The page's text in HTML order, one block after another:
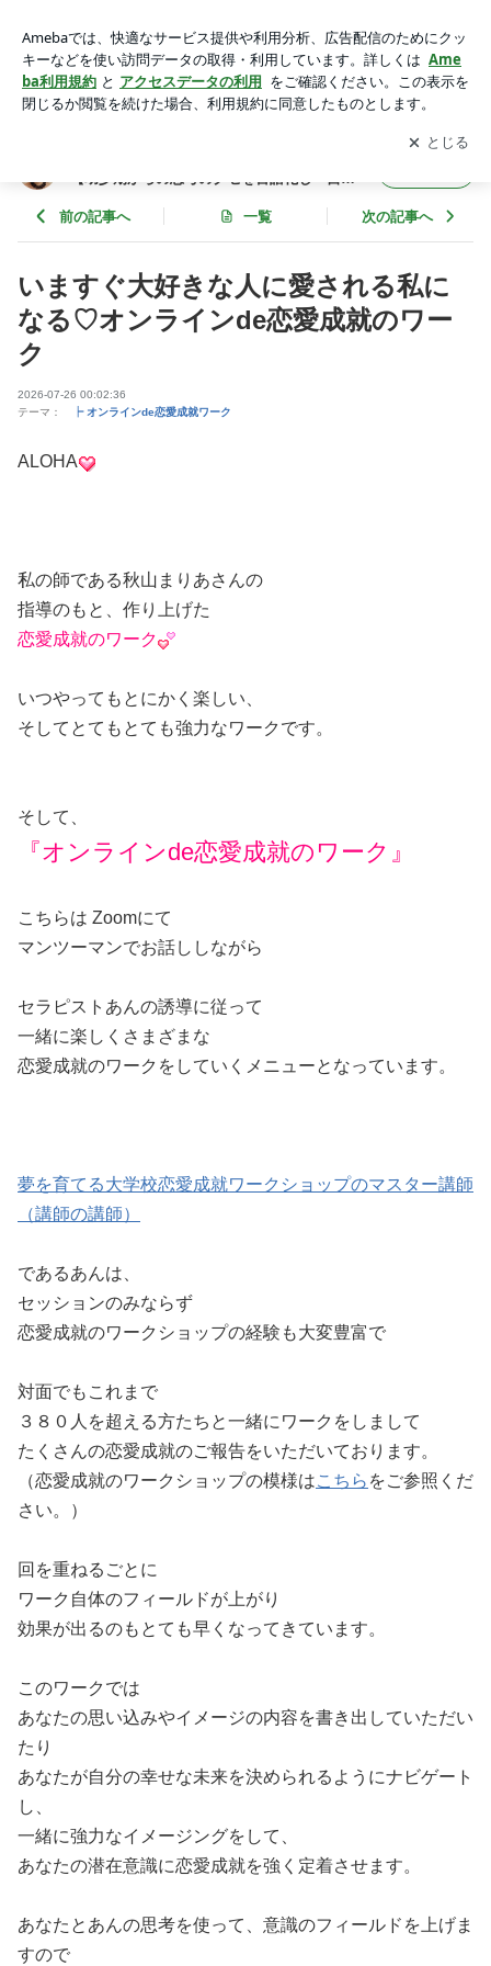
成就のワーク | ハワイ在住心のセラピストあんマーティン【幼
少期からの思考のクセを言語化し〝自分を楽しむ〟取扱説明書
をオーダーメイドにご提案】
アプリをダウンロードして ブログの更新通知
を受け取りまし
ょう。
開く
【幼少期からの思考のクセを言語化し〝自分
提案】
前の記事へ 一覧 次の記事へ
いますぐ大好きな人に愛される私に
なる♡オンラインde恋愛成就のワー
ク
2026-07-26 00:02:36
テーマ：
┝ オンラインde恋愛成就ワーク
ALOHA
私の師である秋山まりあさんの
指導のもと、作り上げた
恋愛成就のワーク
いつやってもとにかく楽しい、
そしてとてもとても強力なワークです。
そして、
『オンラインde恋愛成就のワーク 』
こちらは Zoomにて
マンツーマンでお話ししながら
セラピストあんの誘導に従って
一緒に楽しくさまざまな
恋愛成就のワークをしていくメニューとなっています。
夢を育てる大学校恋愛成就ワークショップのマスター講師
（講師の講師）
であるあんは、
セッションのみならず
恋愛成就のワークショップの経験も大変豊富で
対面でもこれまで
３８０人を超える方たちと一緒にワークをしまして
たくさんの恋愛成就のご報告をいただいております。
（恋愛成就のワークショップの模様はこちら をご参照くだ
さい。）
回を重ねるごとに
ワーク自体のフィールドが上がり
効果が出るのもとても早くなってきています。
このワークでは
あなたの思い込みやイメージの内容を書き出していただい
たり
あなたが自分の幸せな未来を決められるようにナビゲート
し、
一緒に強力なイメージングをして、
あなたの潜在意識に恋愛成就を強く定着させます。
あなたとあんの思考を使って、意識のフィールドを上げま
すので